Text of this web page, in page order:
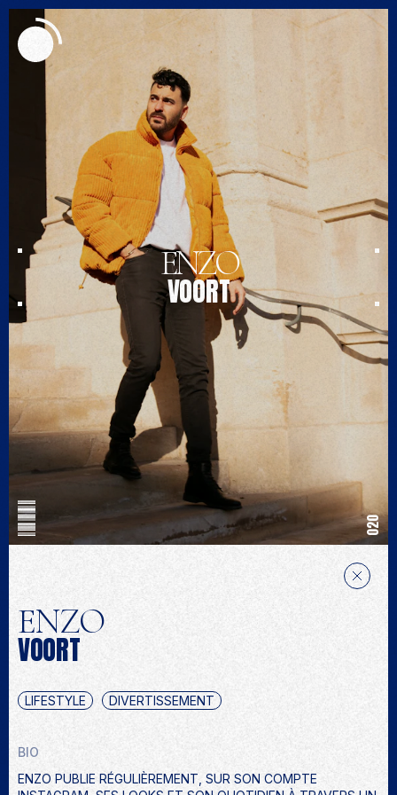
MENU
020
ENZO
VOORT
ENZO
VOORT
LIFESTYLE DIVERTISSEMENT
BIO
ENZO PUBLIE RÉGULIÈREMENT, SUR SON COMPTE